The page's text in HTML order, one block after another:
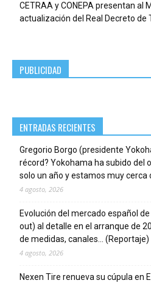
CETRAA y CONEPA presentan al
actualización del Real Decreto de
PUBLICIDAD
ENTRADAS RECIENTES
Gregorio Borgo (presidente
récord? Yokohama ha subido del
solo un año y estamos muy cerca
4 agosto, 2026
Evolución del mercado español
out) al detalle en el arranque de
de medidas, canales… (Reportaje)
4 agosto, 2026
Nexen Tire renueva su cúpula en